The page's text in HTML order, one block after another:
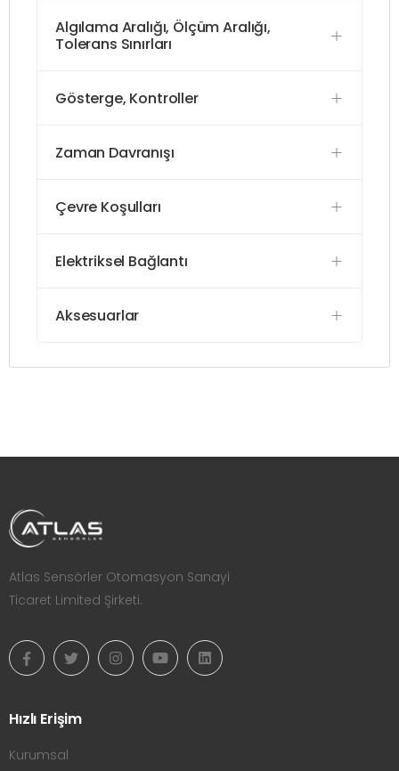
Algılama Aralığı, Ölçüm Aralığı,
Tolerans Sınırları
Gösterge, Kontroller
Zaman Davranışı
Çevre Koşulları
Elektriksel Bağlantı
Aksesuarlar
Atlas Sensörler Otomasyon Sanayi
Ticaret Limited Şirketi.
Hızlı Erişim
Kurumsal